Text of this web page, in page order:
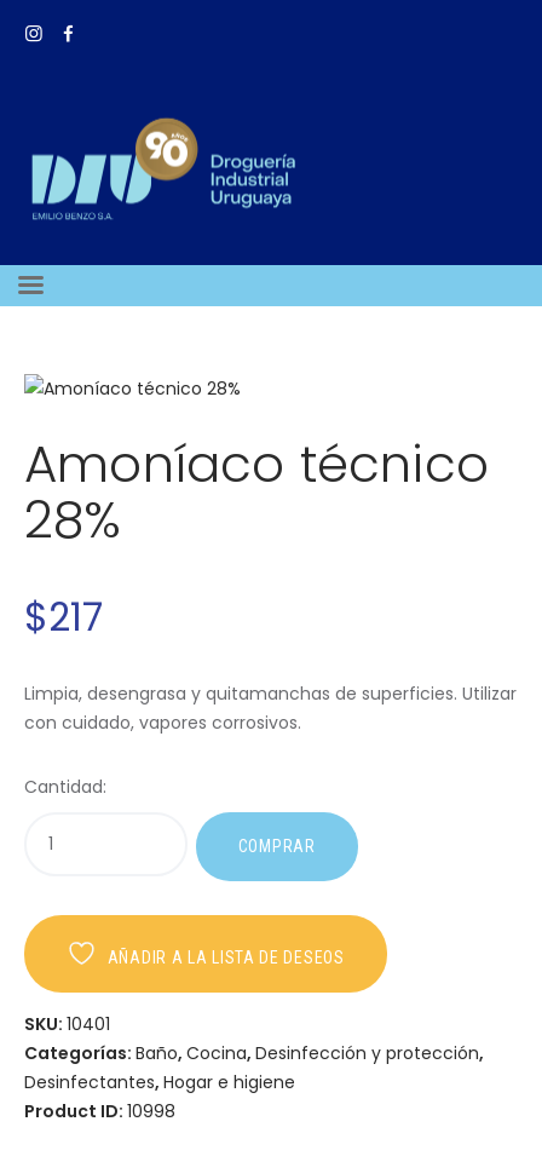
Amoníaco técnico
28%
$217
Limpia, desengrasa y quitamanchas de superficies. Utilizar
con cuidado, vapores corrosivos.
Cantidad:
COMPRAR
AÑADIR A LA LISTA DE DESEOS
SKU: 10401
Categorías: Baño, Cocina, Desinfección y protección,
Desinfectantes, Hogar e higiene
Product ID: 10998